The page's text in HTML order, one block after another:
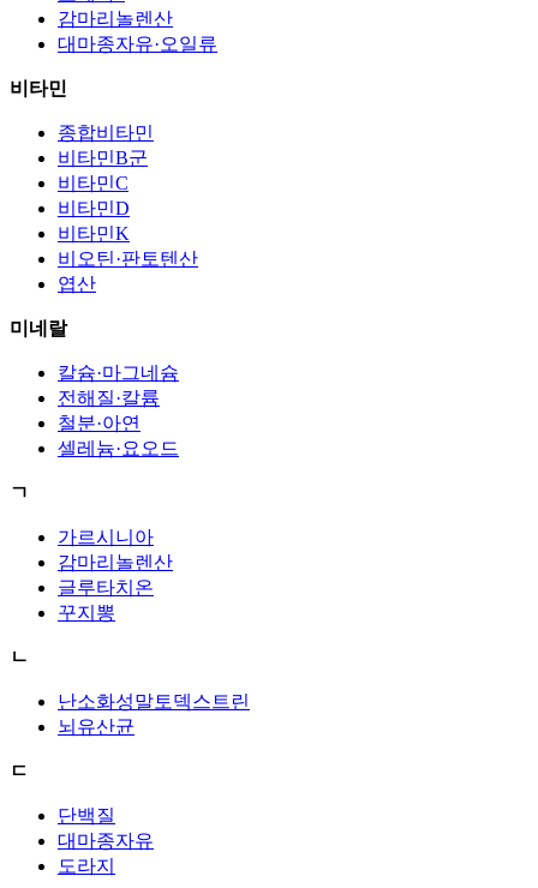
감마리놀렌산
대마종자유·오일류
비타민
종합비타민
비타민B군
비타민C
비타민D
비타민K
비오틴·판토텐산
엽산
미네랄
칼슘·마그네슘
전해질·칼륨
철분·아연
셀레늄·요오드
ㄱ
가르시니아
감마리놀렌산
글루타치온
꾸지뽕
ㄴ
난소화성말토덱스트린
뇌유산균
ㄷ
단백질
대마종자유
도라지